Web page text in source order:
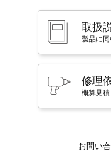
取扱
製品に
修理
概算見
お問い